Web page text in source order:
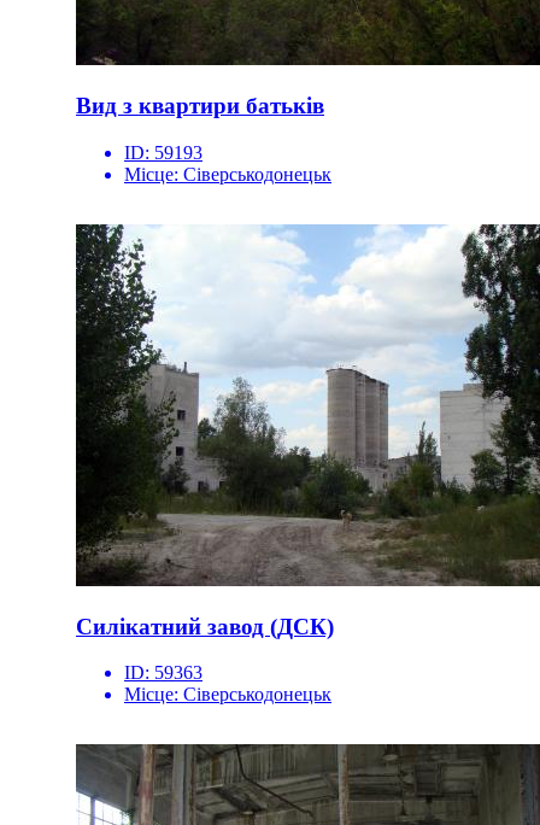
Вид з квартири батьків
ID: 59193
Місце: Сіверськодонецьк
Силікатний завод (ДСК)
ID: 59363
Місце: Сіверськодонецьк